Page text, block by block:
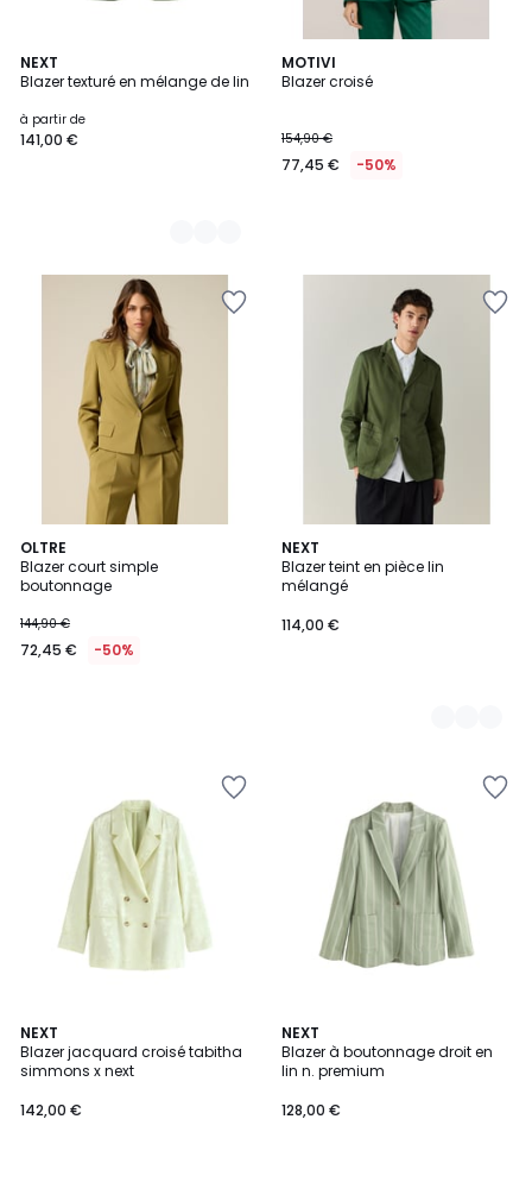
NEXT
Blazer texturé en mélange de lin
à partir de
141,00 €
5
Couleurs
MOTIVI
Blazer croisé
154,90 €
77,45 € -50%
OLTRE
Blazer court simple
boutonnage
144,90 €
72,45 € -50%
NEXT
Blazer teint en pièce lin
mélangé
114,00 €
3
Couleurs
NEXT
Blazer jacquard croisé tabitha
simmons x next
142,00 €
NEXT
Blazer à boutonnage droit en
lin n. premium
128,00 €